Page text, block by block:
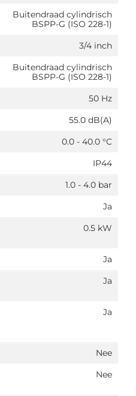
Buitendraad cylindrisch
BSPP-G (ISO 228-1)
3/4 inch
Buitendraad cylindrisch
BSPP-G (ISO 228-1)
50 Hz
55.0 dB(A)
0.0 - 40.0 °C
IP44
1.0 - 4.0 bar
Ja
0.5 kW
Ja
Ja
Ja
Nee
Nee